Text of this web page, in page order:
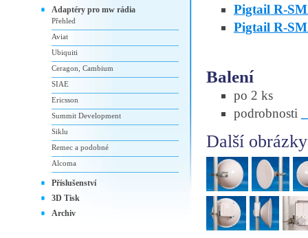
Pigtail R-
Pigtail R-
Balení
po 2 ks
podrobnosti
Další
Adaptéry pro mw rádia
Přehled
Aviat
Ubiquiti
Ceragon, Cambium
SIAE
Ericsson
Summit Development
Siklu
Remec a podobné
Alcoma
Příslušenství
3D Tisk
Archiv